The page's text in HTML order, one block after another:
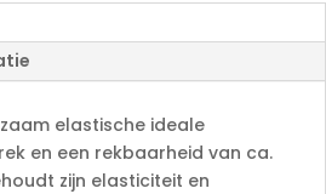
elastische ideale
en een rekbaarheid van ca.
zijn elasticiteit en